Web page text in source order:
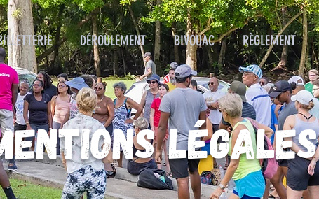
DÉROULEMENT BIVOUAC RÈGLEMENT
LÉGALES